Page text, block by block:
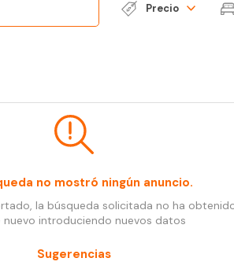
Precio
no mostró ningún anuncio.
la búsqueda solicitada no ha
introduciendo nuevos datos
Sugerencias